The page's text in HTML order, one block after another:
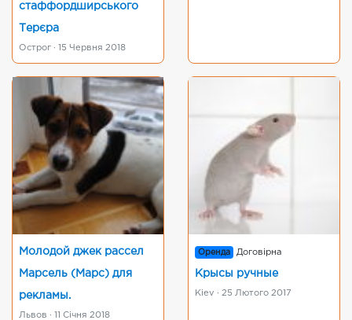
стаффордширського
Терєра
Острог · 15 Червня 2018
Молодой джек рассел
Марсель (Марс) для
рекламы.
Львов · 11 Січня 2018
Оренда Договірна
Крысы ручные
Kiev · 25 Лютого 2017